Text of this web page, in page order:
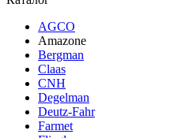
AGCO
Amazone
Bergman
Claas
CNH
Degelman
Deutz-Fahr
Farmet